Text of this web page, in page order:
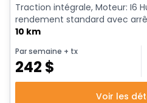
Traction intégrale, Moteur: I6
rendement standard avec
10 km
Par semaine + tx
242 $
Voir les